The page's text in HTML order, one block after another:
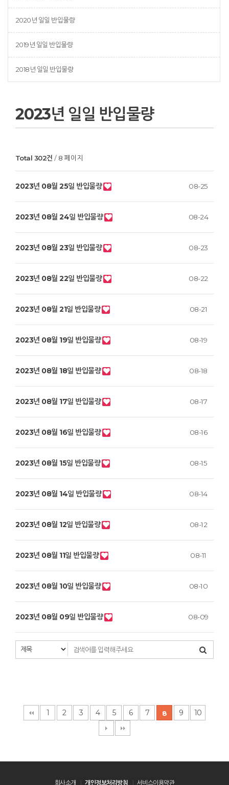
2020년 일일 반입물량
2019년 일일 반입물량
2018년 일일 반입물량
2023년 일일 반입물량
Total 302건 8 페이지
2023년 08월 25일 반입물량 08-25
2023년 08월 24일 반입물량 08-24
2023년 08월 23일 반입물량 08-23
2023년 08월 22일 반입물량 08-22
2023년 08월 21일 반입물량 08-21
2023년 08월 19일 반입물량 08-19
2023년 08월 18일 반입물량 08-18
2023년 08월 17일 반입물량 08-17
2023년 08월 16일 반입물량 08-16
2023년 08월 15일 반입물량 08-15
2023년 08월 14일 반입물량 08-14
2023년 08월 12일 반입물량 08-12
2023년 08월 11일 반입물량 08-11
2023년 08월 10일 반입물량 08-10
2023년 08월 09일 반입물량 08-09
1 2 3 4 5 6 7 8 9 10
회사소개 개인정보처리방침 서비스이용약관